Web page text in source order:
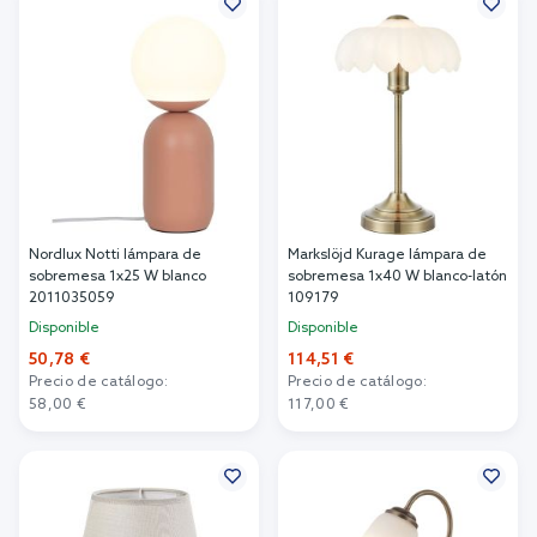
Nordlux Notti lámpara de
sobremesa 1x25 W blanco
2011035059
Disponible
50,78 €
Precio de catálogo:
58,00 €
Markslöjd Kurage lámpara de
sobremesa 1x40 W blanco-latón
109179
Disponible
114,51 €
Precio de catálogo:
117,00 €